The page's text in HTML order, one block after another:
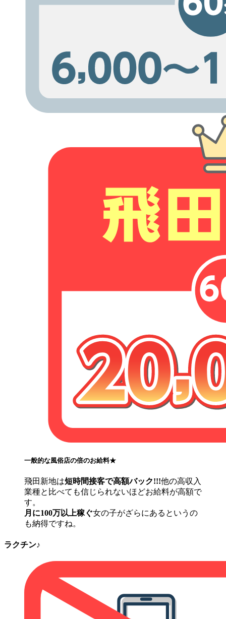
一般的な風俗店の倍のお給料★
飛田新地は短時間接客で高額バック!!!他の高収入
業種と比べても信じられないほどお給料が高額で
す。
月に100万以上稼ぐ女の子がざらにあるというの
も納得ですね。
ラクチン♪